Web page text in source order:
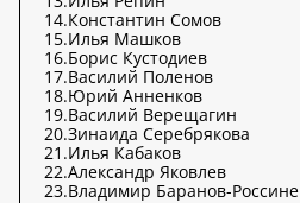
14.Константин Сомов
15.Илья Машков
16.Борис Кустодиев
17.Василий Поленов
18.Юрий Анненков
19.Василий Верещагин
20.Зинаида Серебрякова
21.Илья Кабаков
22.Александр Яковлев
23.Владимир Баранов-Россине